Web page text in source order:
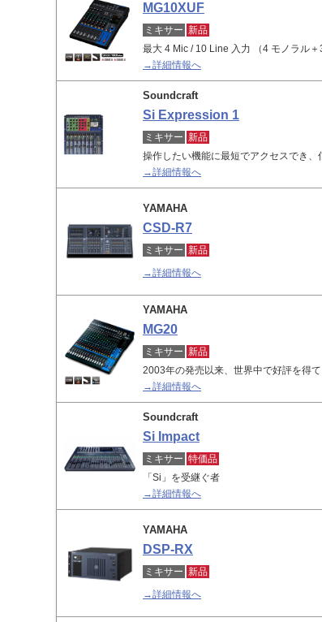
MG10XUF
ミキサー 新品
最大 4 Mic / 10 Line 入力 （4 モノラル
→詳細情報へ
Soundcraft
Si Expression 1
ミキサー 新品
操作したい機能に最短でアクセスでき
→詳細情報へ
YAMAHA
CSD-R7
ミキサー 新品
→詳細情報へ
YAMAHA
MG20
ミキサー 新品
2003年の発売以来、世界中で好評を得
→詳細情報へ
Soundcraft
Si Impact
ミキサー 特価品
「Si」を受継ぐ者
→詳細情報へ
YAMAHA
DSP-RX
ミキサー 新品
→詳細情報へ